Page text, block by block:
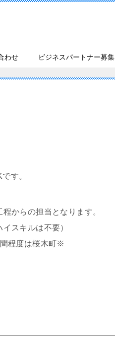
わせ ビジネスパートナー募集
す。
からの担当となります。
キルは不要）
程度は桜木町※